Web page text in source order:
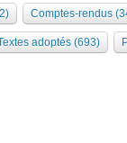
Collège des
Comptes-rendus
adoptés (693)